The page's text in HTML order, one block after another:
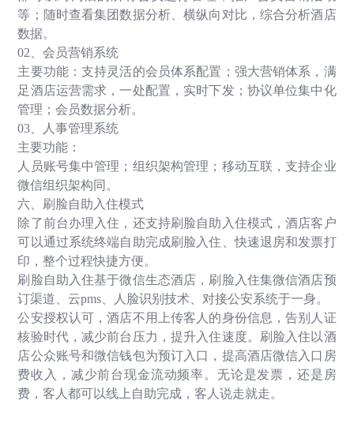
等；随时查看集团数据分析、横纵向对比，综合分析酒店
数据。
02 、会员营销系统
主要功能：支持灵活的会员体系配置；强大营销体系，满
足酒店运营需求，一处配置，实时下发；协议单位集中化
管理；会员数据分析。
03 、人事管理系统
主要功能：
人员账号集中管理；组织架构管理；移动互联，支持企业
微信组织架构同。
六、刷脸自助入住模式
除了前台办理入住，还支持刷脸自助入住模式，酒店客户
可以通过系统终端自助完成刷脸入住、快速退房和发票打
印，整个过程快捷方便。
刷脸自助入住基于微信生态酒店，刷脸入住集微信酒店预
订渠道、云pms 、人脸识别技术、对接公安系统于一身。
公安授权认可，酒店不用上传客人的身份信息，告别人证
核验时代，减少前台压力，提升入住速度。刷脸入住以酒
店公众账号和微信钱包为预订入口，提高酒店微信入口房
费收入，减少前台现金流动频率。无论是发票，还是房
费，客人都可以线上自助完成，客人说走就走。